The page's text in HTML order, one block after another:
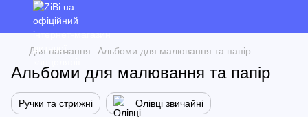
Для навчання Альбоми для малювання та папір
Альбоми для малювання та папір
Ручки та стрижні Олівці звичайні